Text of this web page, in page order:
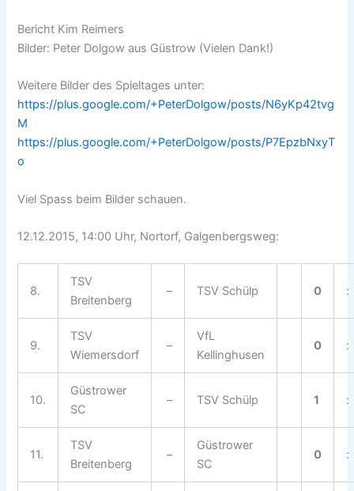
Bericht Kim Reimers
Bilder: Peter Dolgow aus Güstrow (Vielen Dank!)
Weitere Bilder des Spieltages unter:
https://plus.google.com/+PeterDolgow/posts/N6yKp42tvg
M
https://plus.google.com/+PeterDolgow/posts/P7EpzbNxyT
o
Viel Spass beim Bilder schauen.
12.12.2015, 14:00 Uhr, Nortorf, Galgenbergsweg:
8.
TSV
Breitenberg
– TSV Schülp 0 :
9.
TSV
Wiemersdorf
–
VfL
Kellinghusen
0 :
10.
Güstrower
SC
– TSV Schülp 1 :
11.
TSV
Breitenberg
–
Güstrower
SC
0 :